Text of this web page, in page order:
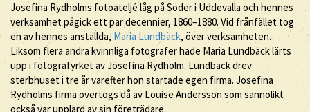
Josefina Rydholms fotoateljé låg på Söder i Uddevalla och hennes
verksamhet pågick ett par decennier, 1860–1880. Vid frånfället tog
en av hennes anställda, Maria Lundbäck, över verksamheten.
Liksom flera andra kvinnliga fotografer hade Maria Lundbäck lärts
upp i fotografyrket av Josefina Rydholm. Lundbäck drev
sterbhuset i tre år varefter hon startade egen firma. Josefina
Rydholms firma övertogs då av Louise Andersson som sannolikt
också var upplärd av sin företrädare.